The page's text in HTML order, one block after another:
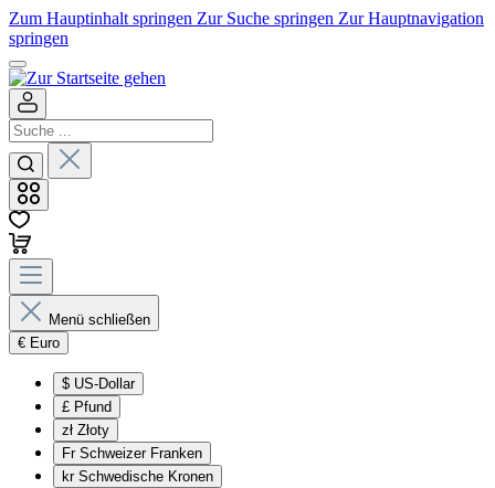
Zum Hauptinhalt springen Zur Suche springen Zur Hauptnavigation
springen
Menü schließen
€ Euro
$ US-Dollar
£ Pfund
zł Złoty
Fr Schweizer Franken
kr Schwedische Kronen